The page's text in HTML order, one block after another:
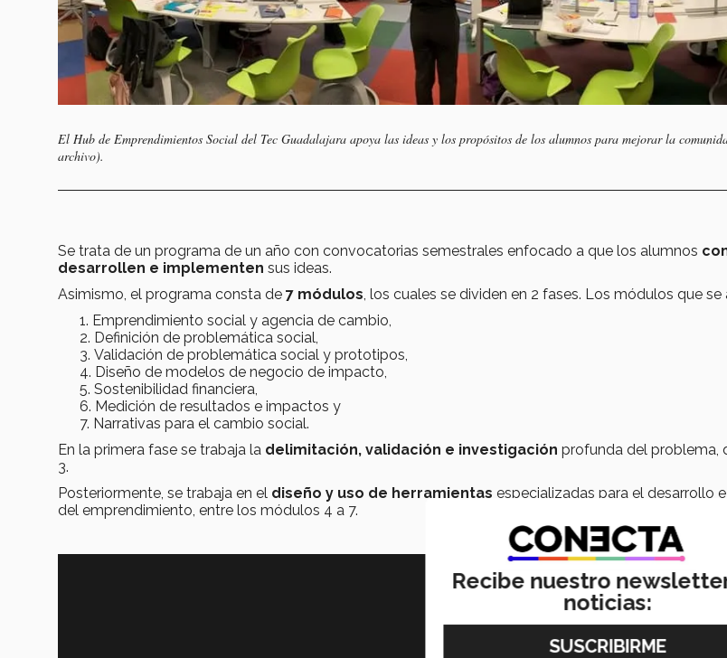
El Hub de Emprendimientos Social del Tec Guadalajara apoya las ideas y los propósitos de los alumnos para mejorar la
archivo).
Se trata de un programa de un año con convocatorias semestrales enfocado a que los alumnos
desarrollen e implementen sus ideas.
Asimismo, el programa consta de 7 módulos , los cuales se dividen en 2 fases. Los módulos que se
Emprendimiento social y agencia de cambio,
Definición de problemática social,
Validación de problemática social y prototipos,
Diseño de modelos de negocio de impacto,
Sostenibilidad financiera,
Medición de resultados e impactos y
Narrativas para el cambio social.
En la primera fase se trabaja la delimitación, validación e investigación profunda del problema,
3.
Posteriormente, se trabaja en el diseño y uso de herramientas especializadas para el desarrollo
del emprendimiento, entre los módulos 4 a 7.
Recibe nuestro
noticias: